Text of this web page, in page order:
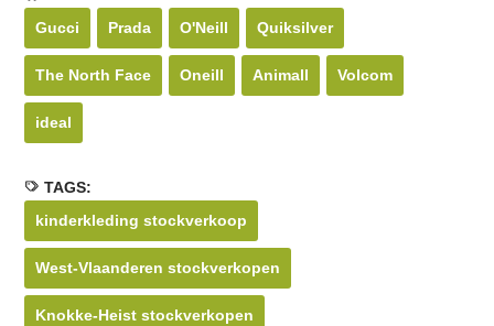
Gucci
Prada O'Neill Quiksilver
The North Face Oneill Animall Volcom
ideal
TAGS:
kinderkleding stockverkoop
West-Vlaanderen stockverkopen
Knokke-Heist stockverkopen